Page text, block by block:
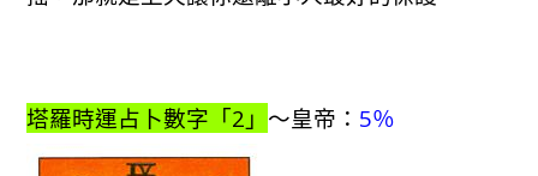
塔羅時運占卜數字「2」 ～皇帝： 5％